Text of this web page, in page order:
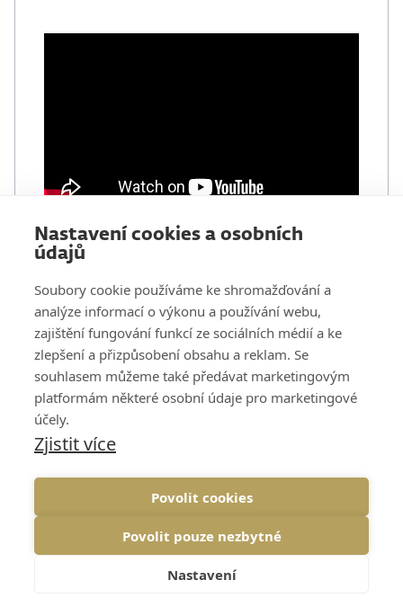
Nastavení cookies a osobních
údajů
Soubory cookie používáme ke shromažďování a
analýze informací o výkonu a používání webu,
zajištění fungování funkcí ze sociálních médií a ke
zlepšení a přizpůsobení obsahu a reklam. Se
souhlasem můžeme také předávat marketingovým
platformám některé osobní údaje pro marketingové
účely.
Zjistit více
Povolit cookies
Povolit pouze nezbytné
Nastavení
Odpověděli jsme 621 dotazů
účastníků. Všechny jsou v Teachable.